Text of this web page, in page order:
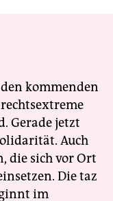
kommenden
Gerade jetzt
Auch
die sich vor Ort
Die taz
im